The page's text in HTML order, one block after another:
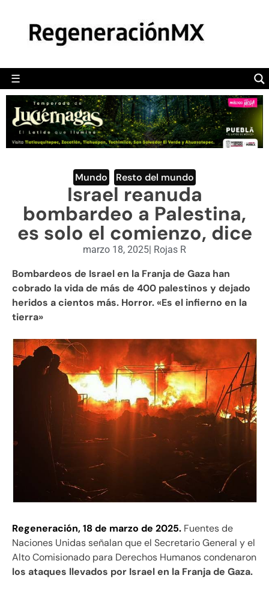
☰
POLÍTICA
CAMALEÓN
OPINIÓN
DEPORTES
ENGLISH SECTION
VIDEOS
Mundo Resto del mundo
Israel reanuda
bombardeo a Palestina,
es solo el comienzo, dice
marzo 18, 2025| Rojas R
Bombardeos de Israel en la Franja de Gaza han
cobrado la vida de más de 400 palestinos y dejado
heridos a cientos más. Horror. «Es el infierno en la
tierra»
Regeneración, 18 de marzo de 2025. Fuentes de
Naciones Unidas señalan que el Secretario General y el
Alto Comisionado para Derechos Humanos condenaron
los ataques llevados por Israel en la Franja de Gaza.